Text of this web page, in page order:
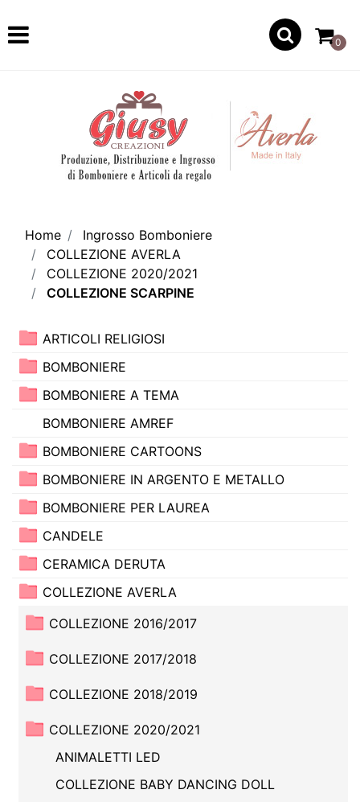
Open
0
Home
Ingrosso Bomboniere
COLLEZIONE AVERLA
COLLEZIONE 2020/2021
COLLEZIONE SCARPINE
ARTICOLI RELIGIOSI
BOMBONIERE
BOMBONIERE A TEMA
BOMBONIERE AMREF
BOMBONIERE CARTOONS
BOMBONIERE IN ARGENTO E METALLO
BOMBONIERE PER LAUREA
CANDELE
CERAMICA DERUTA
COLLEZIONE AVERLA
COLLEZIONE 2016/2017
COLLEZIONE 2017/2018
COLLEZIONE 2018/2019
COLLEZIONE 2020/2021
ANIMALETTI LED
COLLEZIONE BABY DANCING DOLL